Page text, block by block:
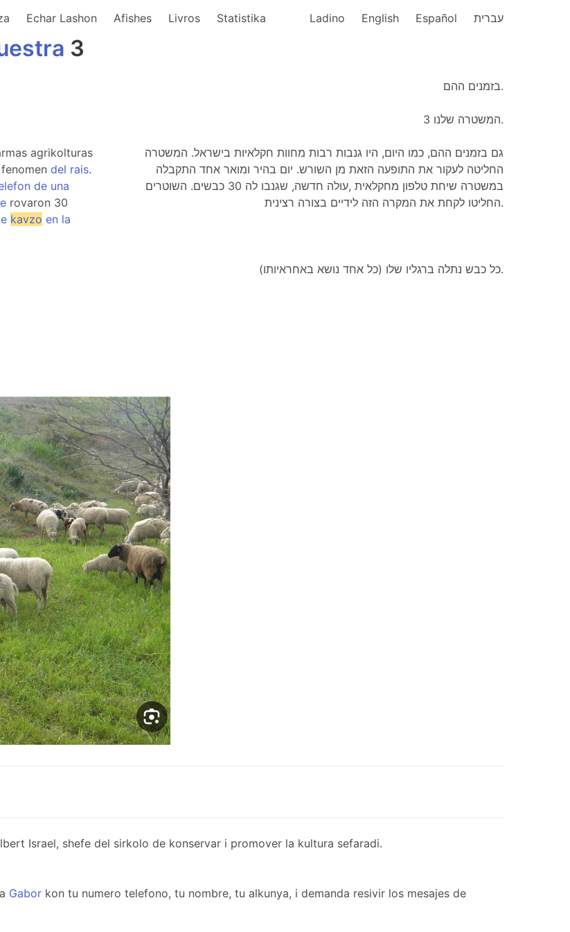
Echar Lashon Afishes Livros Statistika Ladino English Español עברית
3
בזמנים ההם.
המשטרה שלנו 3.
agrikolturas
fenomen del rais.
de una
rovaron 30
kavzo en la
גם בזמנים ההם, כמו היום, היו גנבות רבות מחוות חקלאיות בישראל. המשטרה
החליטה לעקור את התופעה הזאת מן השורש. יום בהיר ומואר אחד התקבלה
במשטרה שיחת טלפון מחקלאית ,עולה חדשה, שגנבו לה 30 כבשים. השוטרים
החליטו לקחת את המקרה הזה לידיים בצורה רצינית.
כל כבש נתלה ברגליו שלו (כל אחד נושא באחראיותו).
Israel, shefe del sirkolo de konservar i promover la kultura sefaradi.
Gabor kon tu numero telefono, tu nombre, tu alkunya, i demanda resivir los mesajes de